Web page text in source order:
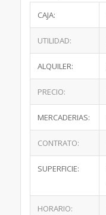
CAJA:
UTILIDAD:
ALQUILER:
PRECIO:
MERCADERIAS:
CONTRATO:
SUPERFICIE:
HORARIO: